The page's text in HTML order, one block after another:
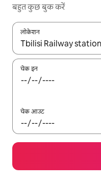
बहुत कुछ बुक करें
लोकेशन
नतीजों के उपलब्ध होने पर,
चेक इन
चेक आउट